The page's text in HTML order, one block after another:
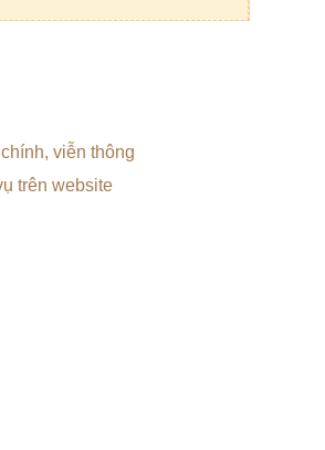
viễn thông
trên website